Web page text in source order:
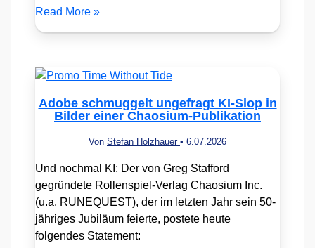
Read More »
Adobe schmuggelt ungefragt KI-Slop in
Bilder einer Chaosium-Publikation
Von Stefan Holzhauer • 6.07.2026
Und nochmal KI: Der von Greg Stafford
gegründete Rollenspiel-Verlag Chaosium Inc.
(u.a. RUNEQUEST), der im letzten Jahr sein 50-
jähriges Jubiläum feierte, postete heute
folgendes Statement: